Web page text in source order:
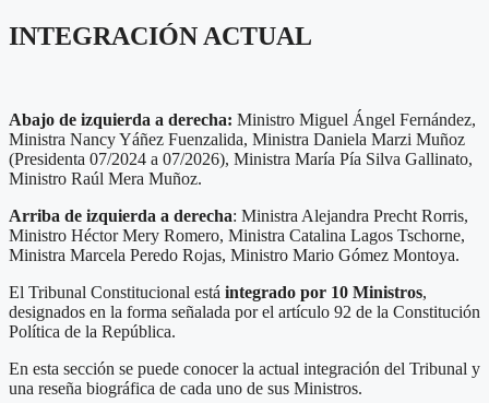
INTEGRACIÓN ACTUAL
Abajo de izquierda a derecha: Ministro Miguel Ángel Fernández,
Ministra Nancy Yáñez Fuenzalida, Ministra Daniela Marzi Muñoz
(Presidenta 07/2024 a 07/2026), Ministra María Pía Silva Gallinato,
Ministro Raúl Mera Muñoz.
Arriba de izquierda a derecha: Ministra Alejandra Precht Rorris,
Ministro Héctor Mery Romero, Ministra Catalina Lagos Tschorne,
Ministra Marcela Peredo Rojas, Ministro Mario Gómez Montoya.
El Tribunal Constitucional está integrado por 10 Ministros,
designados en la forma señalada por el artículo 92 de la Constitución
Política de la República.
En esta sección se puede conocer la actual integración del Tribunal y
una reseña biográfica de cada uno de sus Ministros.